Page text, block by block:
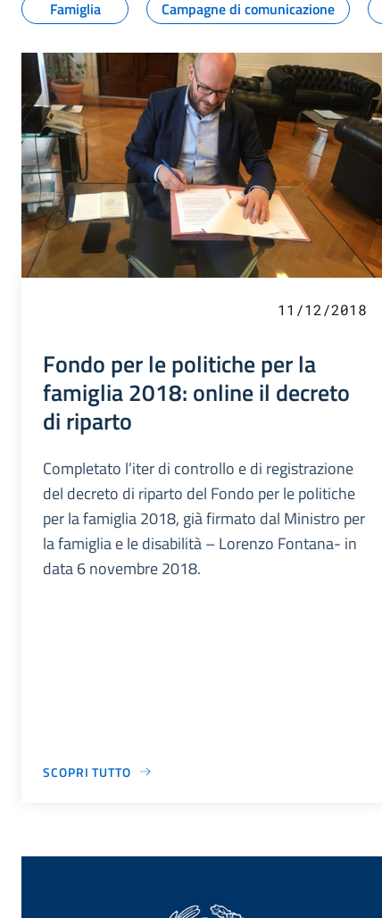
Famiglia
Campagne di comunicazione
11/12/2018
Fondo per le politiche per la
famiglia 2018: online il decreto
di riparto
Completato l’iter di controllo e di registrazione
del decreto di riparto del Fondo per le politiche
per la famiglia 2018, già firmato dal Ministro per
la famiglia e le disabilità – Lorenzo Fontana- in
data 6 novembre 2018.
SCOPRI TUTTO